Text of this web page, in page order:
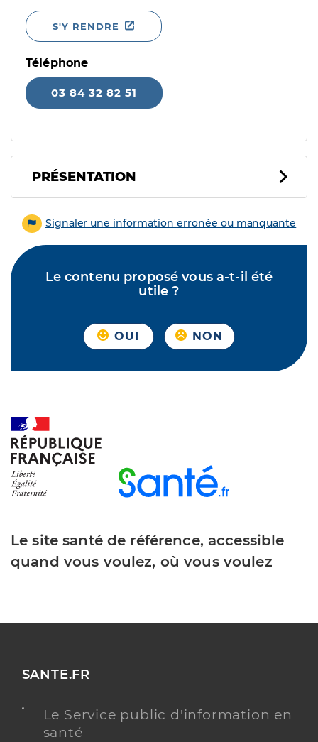
S'Y RENDRE
Téléphone
03 84 32 82 51
PRÉSENTATION
Signaler une information erronée ou manquante
Le contenu proposé vous a-t-il été
utile ?
OUI NON
Le site santé de référence, accessible
quand vous voulez, où vous voulez
SANTE.FR
Le Service public d'information en
santé